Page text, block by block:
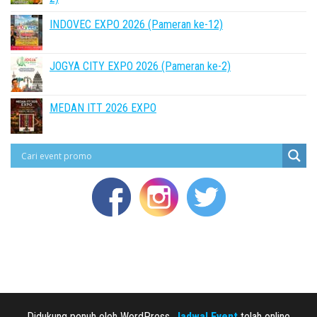
INDOVEC EXPO 2026 (Pameran ke-12)
JOGYA CITY EXPO 2026 (Pameran ke-2)
MEDAN ITT 2026 EXPO